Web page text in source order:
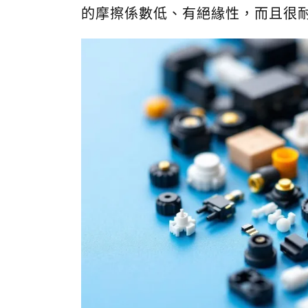
的摩擦係數低、有絕緣性，而且很